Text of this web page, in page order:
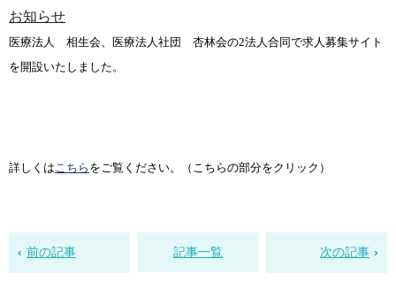
お知らせ
医療法人 相生会、医療法人社団 杏林会の2法人合同で求人募集サイト
を開設いたしました。
詳しくはこちら をご覧ください。（こちらの部分をクリック）
前の記事 記事一覧 次の記事